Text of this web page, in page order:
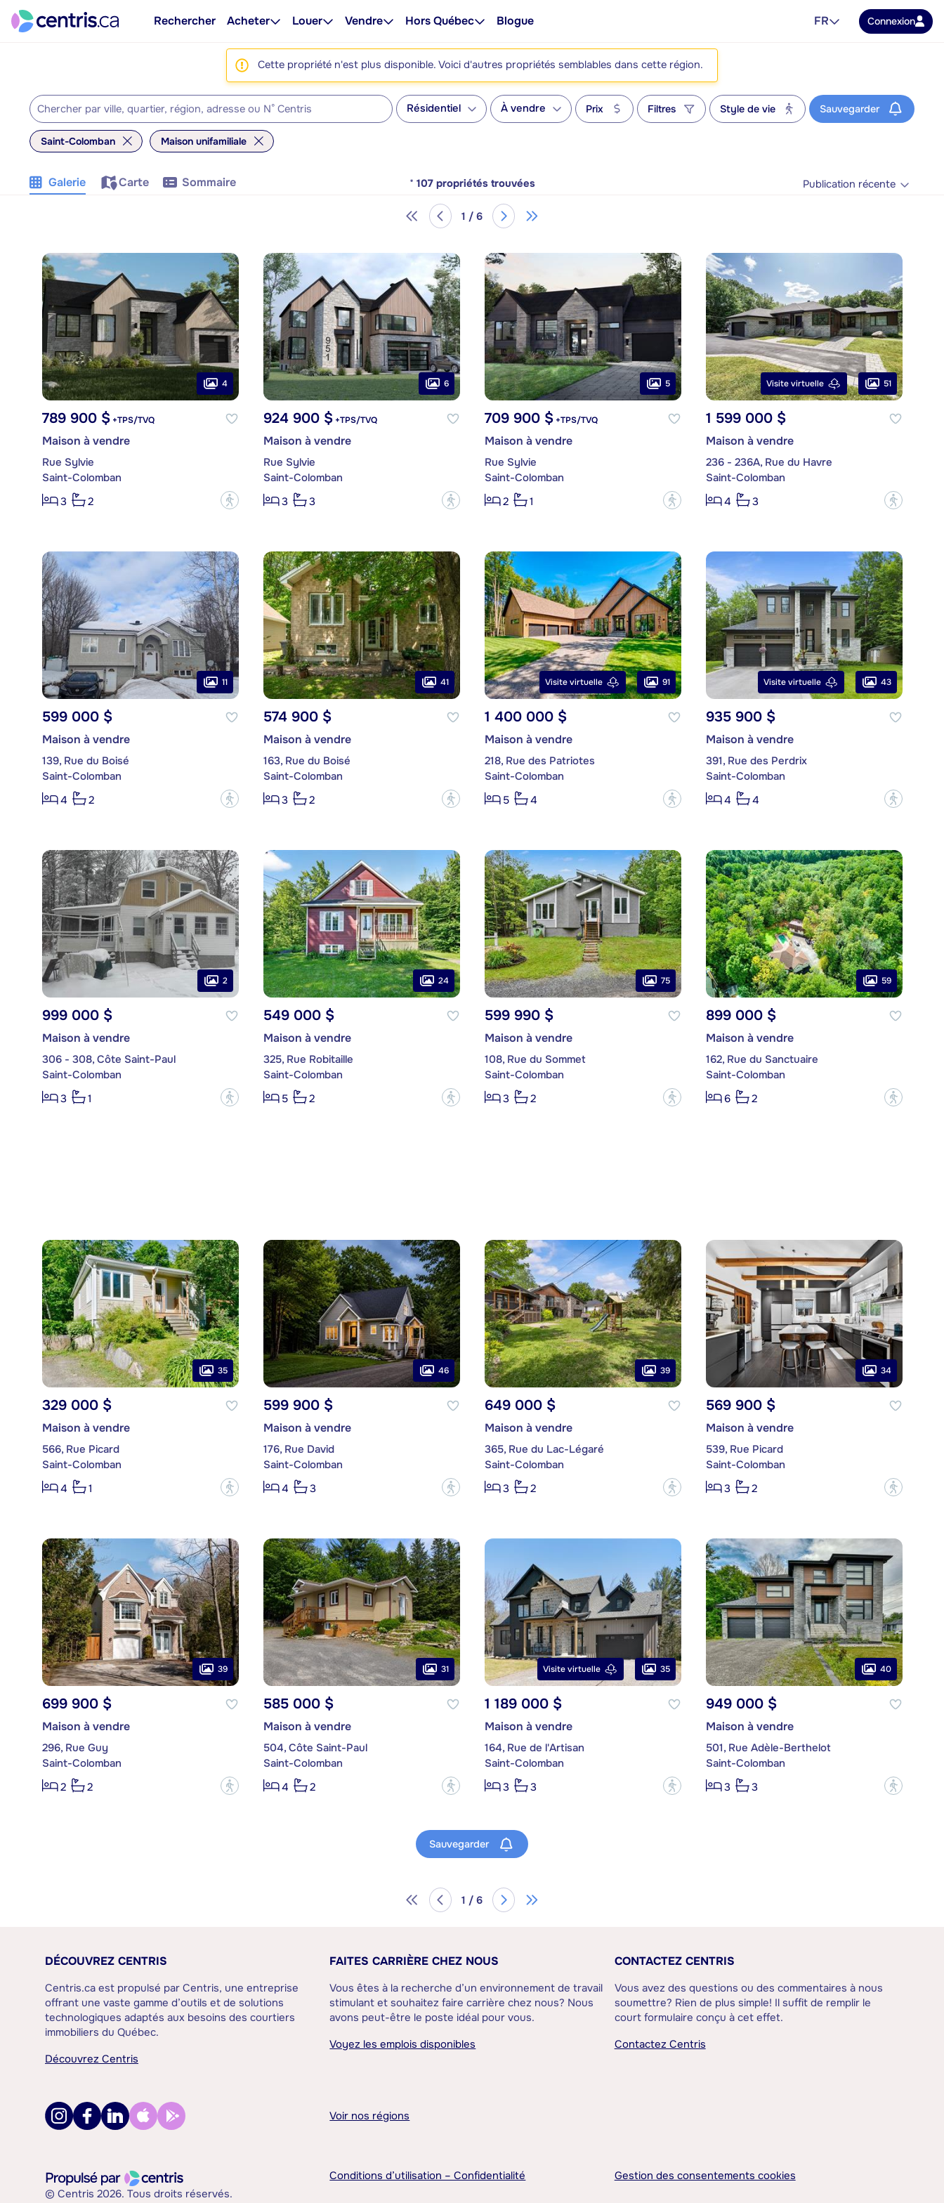
Rechercher Acheter Louer Vendre Hors Québec Blogue FR Connexion
Cette propriété n'est plus disponible. Voici d'autres propriétés semblables dans cette région.
Résidentiel À vendre Prix Filtres Style de vie Sauvegarder
Saint-Colomban Maison unifamiliale
Galerie Carte Sommaire * 107 propriétés trouvées Publication récente
1 / 6
4
789 900 $+TPS/TVQ
Maison à vendre
Rue Sylvie
Saint-Colomban
3
2 ?
6
924 900 $+TPS/TVQ
Maison à vendre
Rue Sylvie
Saint-Colomban
3
3 ?
5
709 900 $+TPS/TVQ
Maison à vendre
Rue Sylvie
Saint-Colomban
2
1 ?
Visite virtuelle 51
1 599 000 $
Maison à vendre
236 - 236A, Rue du Havre
Saint-Colomban
4
3 ?
11
599 000 $
Maison à vendre
139, Rue du Boisé
Saint-Colomban
4
2 ?
41
574 900 $
Maison à vendre
163, Rue du Boisé
Saint-Colomban
3
2 ?
Visite virtuelle 91
1 400 000 $
Maison à vendre
218, Rue des Patriotes
Saint-Colomban
5
4 ?
Visite virtuelle 43
935 900 $
Maison à vendre
391, Rue des Perdrix
Saint-Colomban
4
4 ?
2
999 000 $
Maison à vendre
306 - 308, Côte Saint-Paul
Saint-Colomban
3
1 ?
24
549 000 $
Maison à vendre
325, Rue Robitaille
Saint-Colomban
5
2 ?
75
599 990 $
Maison à vendre
108, Rue du Sommet
Saint-Colomban
3
2 ?
59
899 000 $
Maison à vendre
162, Rue du Sanctuaire
Saint-Colomban
6
2 ?
35
329 000 $
Maison à vendre
566, Rue Picard
Saint-Colomban
4
1 ?
46
599 900 $
Maison à vendre
176, Rue David
Saint-Colomban
4
3 ?
39
649 000 $
Maison à vendre
365, Rue du Lac-Légaré
Saint-Colomban
3
2 ?
34
569 900 $
Maison à vendre
539, Rue Picard
Saint-Colomban
3
2 ?
39
699 900 $
Maison à vendre
296, Rue Guy
Saint-Colomban
2
2 ?
31
585 000 $
Maison à vendre
504, Côte Saint-Paul
Saint-Colomban
4
2 ?
Visite virtuelle 35
1 189 000 $
Maison à vendre
164, Rue de l'Artisan
Saint-Colomban
3
3 ?
40
949 000 $
Maison à vendre
501, Rue Adèle-Berthelot
Saint-Colomban
3
3 ?
Sauvegarder
1 / 6
DÉCOUVREZ CENTRIS
Centris.ca est propulsé par Centris, une entreprise
offrant une vaste gamme d’outils et de solutions
technologiques adaptés aux besoins des courtiers
immobiliers du Québec.
Découvrez Centris
FAITES CARRIÈRE CHEZ NOUS
Vous êtes à la recherche d’un environnement de travail
stimulant et souhaitez faire carrière chez nous? Nous
avons peut-être le poste idéal pour vous.
Voyez les emplois disponibles
CONTACTEZ CENTRIS
Vous avez des questions ou des commentaires à nous
soumettre? Rien de plus simple! Il suffit de remplir le
court formulaire conçu à cet effet.
Contactez Centris
Voir nos régions
© Centris 2026. Tous droits réservés.
Conditions d’utilisation – Confidentialité Gestion des consentements cookies